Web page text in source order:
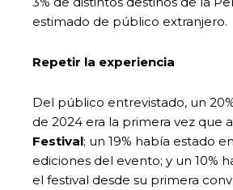
estimado de público extranjero.
Repetir la experiencia
Del público entrevistado, un
de 2024 era la primera vez que
Festival; un 19% había estado
ediciones del evento; y un 10%
el festival desde su primera